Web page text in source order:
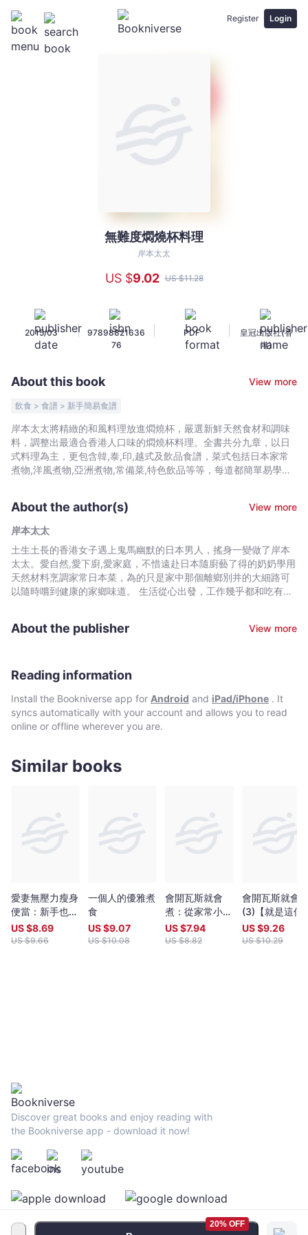
Register Login
岸
本
太
-
Bookniverse
無難度燜燒杯料理
岸本太太
US $9.02 US $11.28
2015/03 |
97898821636
76
PDF
皇冠出版社(香
港)
About this book View more
飲食 > 食譜 > 新手簡易食譜
岸本太太將精緻的和風料理放進燜燒杯，嚴選新鮮天然食材和調味
料，調整出最適合香港人口味的燜燒杯料理。全書共分九章，以日
式料理為主，更包含韓,泰,印,越式及飲品食譜，菜式包括日本家常
煮物,洋風煮物,亞洲煮物,常備菜,特色飲品等等，每道都簡單易學！
About the author(s)
View more
岸本太太
土生土長的香港女子遇上鬼馬幽默的日本男人，搖身一變做了岸本
太太。愛自然,愛下廚,愛家庭，不惜遠赴日本隨廚藝了得的奶奶學用
天然材料烹調家常日本菜，為的只是家中那個離鄉別井的大細路可
以隨時嚐到健康的家鄉味道。 生活從心出發，工作幾乎都和吃有
About the publisher View more
Reading information
Install the Bookniverse app for Android and iPad/iPhone . It
syncs automatically with your account and allows you to read
online or offline wherever you are.
Similar books
愛妻無壓力瘦身
便當：新手也可
以，沒時間不是
問題，睡過頭沒
US $8.69
US $9.66
一個人的優雅煮
食
US $9.07
US $10.08
會開瓦斯就會
煮：從家常小館
到熱炒店，從酒
蒸蛤蠣到三杯
US $7.94
US $8.82
會開瓦斯就會
(3)【就是這個
味！】蟬聯暢
榜100週•大象
US $9.26
US $10.29
20% OFF
Discover great books and enjoy reading with
the Bookniverse app - download it now!